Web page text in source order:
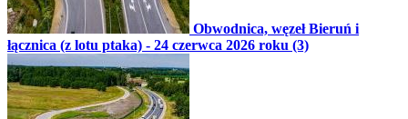
Obwodnica, węzeł Bieruń i
łącznica (z lotu ptaka) - 24 czerwca 2026 roku (3)